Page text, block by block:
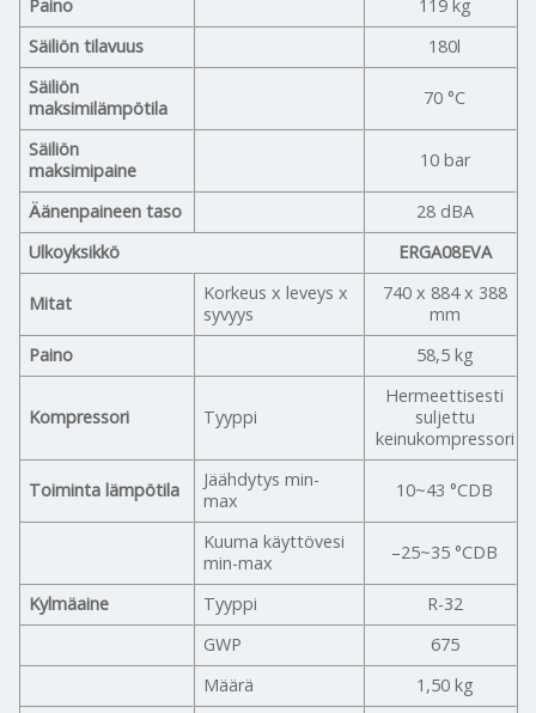
Paino
119 kg
Säiliön tilavuus
180l
Säiliön
maksimilämpötila
70 °C
Säiliön
maksimipaine
10 bar
Äänenpaineen taso
28 dBA
Ulkoyksikkö
ERGA08EVA
Mitat
Korkeus x leveys x
syvyys
740 x 884 x 388
mm
Paino
58,5 kg
Kompressori Tyyppi
Hermeettisesti
suljettu
keinukompressori
Toiminta lämpötila
Jäähdytys min-
max
10~43 °CDB
Kuuma käyttövesi
min-max
–25~35 °CDB
Kylmäaine Tyyppi
R-32
GWP
675
Määrä
1,50 kg